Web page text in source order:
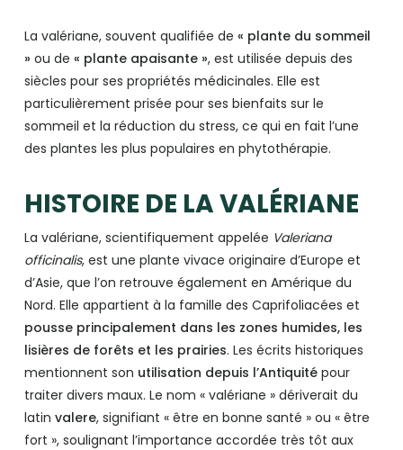
La valériane, souvent qualifiée de « plante du sommeil
» ou de « plante apaisante », est utilisée depuis des
siècles pour ses propriétés médicinales. Elle est
particulièrement prisée pour ses bienfaits sur le
sommeil et la réduction du stress, ce qui en fait l’une
des plantes les plus populaires en phytothérapie.
HISTOIRE DE LA VALÉRIANE
La valériane, scientifiquement appelée Valeriana
officinalis, est une plante vivace originaire d’Europe et
d’Asie, que l’on retrouve également en Amérique du
Nord. Elle appartient à la famille des Caprifoliacées et
pousse principalement dans les zones humides, les
lisières de forêts et les prairies. Les écrits historiques
mentionnent son utilisation depuis l’Antiquitépour
traiter divers maux. Le nom « valériane » dériverait du
latin valere, signifiant « être en bonne santé » ou « être
fort », soulignant l’importance accordée très tôt aux